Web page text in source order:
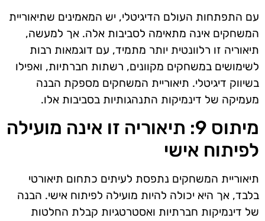
עם התפתחות העולם הדיגיטלי, יש המאמינים שתיאוריית
המשחקים אינה מתאימה לסביבות אלה. אך למעשה,
תיאוריה זו רלוונטית יותר מתמיד, עם דוגמאות רבות
לשימושים במשחקים מקוונים, רשתות חברתיות, ואפילו
בשיווק דיגיטלי. תיאוריית המשחקים מספקת הבנה
מעמיקה של דינמיקות התנהגותיות בסביבות אלו.
מיתוס 9: תיאוריה זו אינה מועילה
לפיתוח אישי
תיאוריית המשחקים נתפסת לעיתים כתחום תיאורטי
בלבד, אך היא יכולה להיות מועילה לפיתוח אישי. הבנה
של דינמיקות חברתיות ואסטרטגיות קבלת החלטות